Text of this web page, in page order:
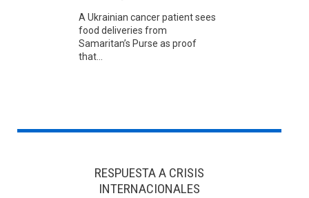
A Ukrainian cancer patient sees
food deliveries from
Samaritan’s Purse as proof
that...
RESPUESTA A CRISIS
INTERNACIONALES